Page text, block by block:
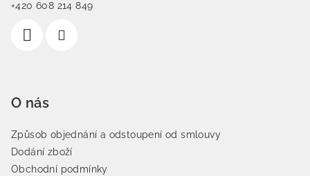
+420 608 214 849
O nás
Způsob objednání a odstoupení od smlouvy
Dodání zboží
Obchodní podmínky